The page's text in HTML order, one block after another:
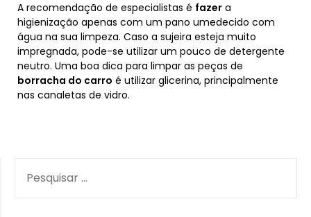
A recomendação de especialistas é fazer a
higienização apenas com um pano umedecido com
água na sua limpeza. Caso a sujeira esteja muito
impregnada, pode-se utilizar um pouco de detergente
neutro. Uma boa dica para limpar as peças de
borracha do carro é utilizar glicerina, principalmente
nas canaletas de vidro.
POR: